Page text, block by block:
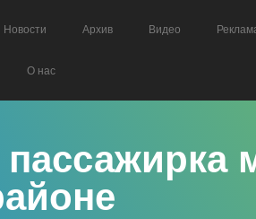
Новости Архив Видео
О нас